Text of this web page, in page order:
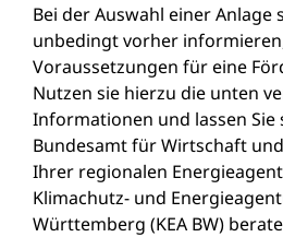
Bei der Auswahl einer Anlage
unbedingt vorher
Voraussetzungen für eine
Nutzen sie hierzu die unten
Informationen und lassen Sie
Bundesamt für Wirtschaft
Ihrer regionalen
Klimachutz- und
Württemberg (KEA BW)